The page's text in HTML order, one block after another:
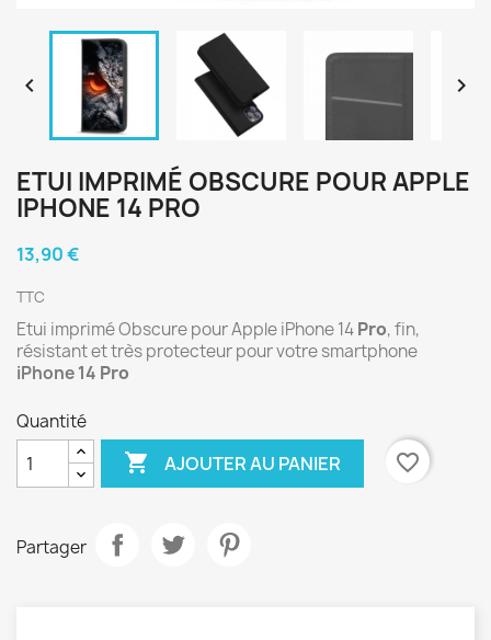
 
ETUI IMPRIMÉ OBSCURE POUR APPLE
IPHONE 14 PRO
13,90 €
TTC
Etui imprimé Obscure pour Apple iPhone 14Pro, fin,
résistant et très protecteur pour votre smartphone
iPhone 14 Pro
Quantité
 AJOUTER AU PANIER favorite_border
Partager